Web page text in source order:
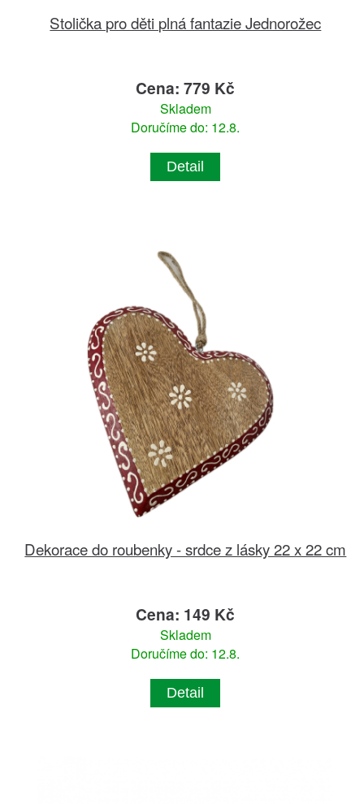
Stolička pro děti plná fantazie Jednorožec
Cena: 779 Kč
Skladem
Doručíme do: 12.8.
Detail
Dekorace do roubenky - srdce z lásky 22 x 22 cm
Cena: 149 Kč
Skladem
Doručíme do: 12.8.
Detail